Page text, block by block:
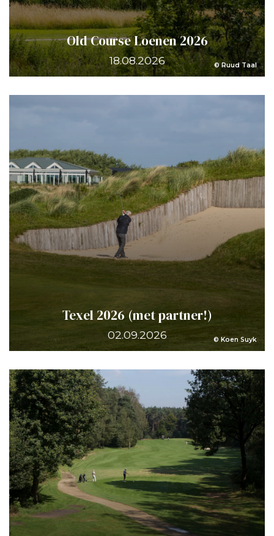
© Ruud Taal
Old Course Loenen 2026
18.08.2026
© Koen Suyk
Texel 2026 (met partner!)
02.09.2026